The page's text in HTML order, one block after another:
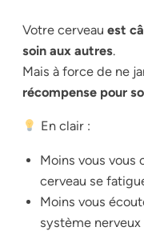
Votre cerveau est
soin aux autres.
Mais à force de ne
récompense pour
En clair :
Moins vous vous
cerveau se
Moins vous
système